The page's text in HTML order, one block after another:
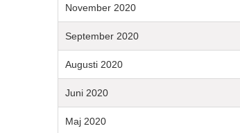
November 2020
September 2020
Augusti 2020
Juni 2020
Maj 2020